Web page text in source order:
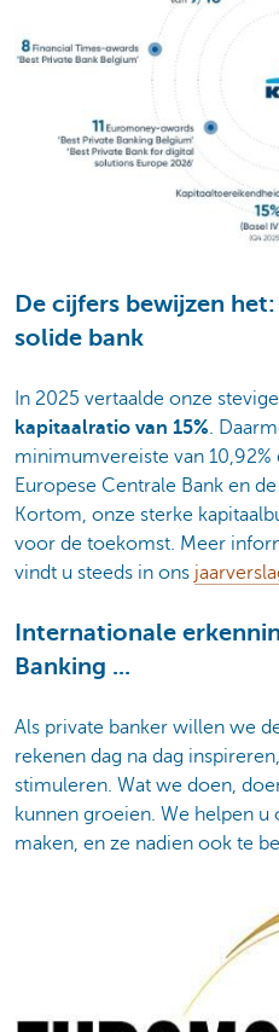
De cijfers bewijzen
solide bank
In 2025 vertaalde onze
kapitaalratio van 15% .
minimumvereiste van
Europese Centrale Bank en
Kortom, onze sterke
voor de toekomst. Meer
vindt u steeds in ons
Internationale
Banking ...
Als private banker willen we
rekenen dag na dag
stimuleren. Wat we doen,
kunnen groeien. We helpen
maken, en ze nadien ook te